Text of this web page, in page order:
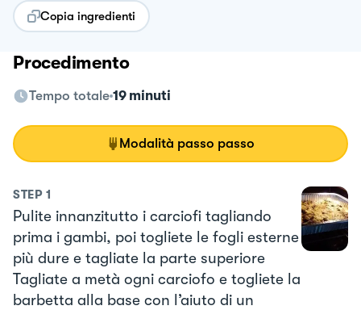
Copia ingredienti
Procedimento
Tempo totale 19 minuti
Modalità passo passo
STEP 1
Pulite innanzitutto i carciofi tagliando
prima i gambi, poi togliete le fogli esterne
più dure e tagliate la parte superiore
Tagliate a metà ogni carciofo e togliete la
barbetta alla base con l’aiuto di un